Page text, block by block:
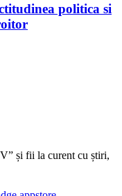
politica si
și fii la curent cu știri,